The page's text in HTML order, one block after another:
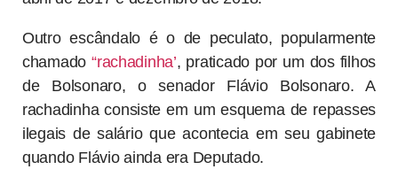
Outro escândalo é o de peculato, popularmente
chamado “rachadinha’, praticado por um dos filhos
de Bolsonaro, o senador Flávio Bolsonaro. A
rachadinha consiste em um esquema de repasses
ilegais de salário que acontecia em seu gabinete
quando Flávio ainda era Deputado.